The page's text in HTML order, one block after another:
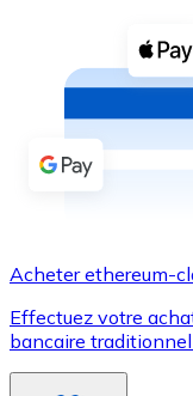
Acheter avec
Virement SEPA
Ajoutez des
Utilisez les
Acheter avec
Boutique -
Acheter ethereum-
Effectuez votre
bancaire